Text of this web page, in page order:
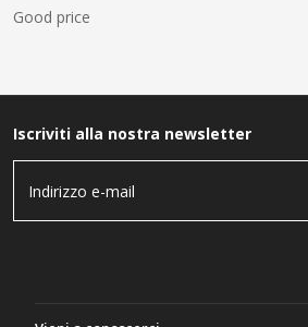
Good price
Iscriviti alla nostra newsletter